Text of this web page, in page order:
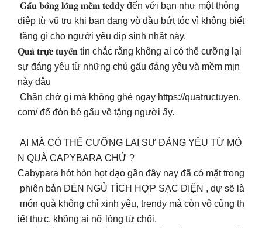
𝐆𝐚̂́𝐮 𝐛𝐨̂𝐧𝐠 𝐥𝐨̂𝐧𝐠 𝐦𝐞̂̀𝐦 𝐭𝐞𝐝𝐝𝐲 đến với bạn như một thông
điệp từ vũ trụ khi bạn đang vò đầu bứt tóc vì không biết
tặng gì cho người yêu dịp sinh nhật này.
𝐐𝐮𝐚̀ 𝐭𝐫𝐮̛̣𝐜 𝐭𝐮𝐲𝐞̂́𝐧 tin chắc rằng không ai có thể cưỡng lại
sự đáng yêu từ những chú gấu đáng yêu và mềm mịn
này đâu
Chần chờ gì mà không ghé ngay https://quatructuyen.
com/ để đón bé gấu về tặng người ấy.
AI MÀ CÓ THỂ CƯỠNG LẠI SỰ ĐÁNG YÊU TỪ MÓ
N QUÀ CAPYBARA CHỨ ?
Cabypara hót hòn họt dạo gần đây nay đã có mặt trong
phiên bản ĐÈN NGỦ TÍCH HỢP SẠC ĐIỆN , dự sẽ là
món quà không chỉ xinh yêu, trendy mà còn vô cùng th
iết thực, không ai nỡ lòng từ chối.